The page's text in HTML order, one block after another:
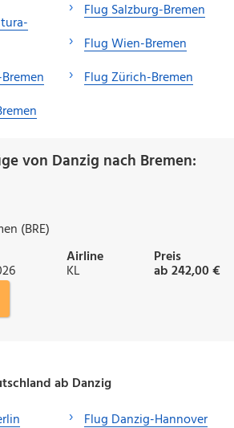
Flug Salzburg-Bremen
Flug Wien-Bremen
Flug Zürich-Bremen
von Danzig nach Bremen:
(BRE)
Airline
KL
Preis
ab 242,00 €
ab Danzig
Flug Danzig-Hannover